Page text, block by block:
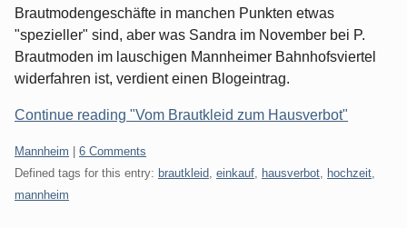
Brautmodengeschäfte in manchen Punkten etwas
"spezieller" sind, aber was Sandra im November bei P.
Brautmoden im lauschigen Mannheimer Bahnhofsviertel
widerfahren ist, verdient einen Blogeintrag.
Continue reading "Vom Brautkleid zum Hausverbot"
Categories:
Mannheim
6 Comments
Defined tags for this entry: brautkleid einkauf hausverbot hochzeit
mannheim